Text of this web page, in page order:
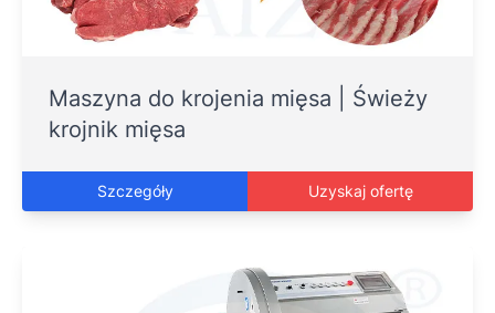
Maszyna do krojenia mięsa | Świeży
krojnik mięsa
Szczegóły Uzyskaj ofertę